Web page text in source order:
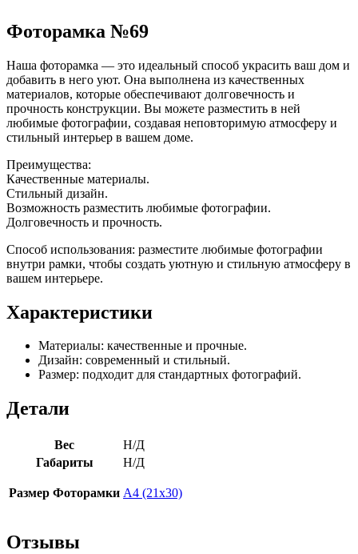
Фоторамка №69
Наша фоторамка — это идеальный способ украсить ваш дом и
добавить в него уют. Она выполнена из качественных
материалов, которые обеспечивают долговечность и
прочность конструкции. Вы можете разместить в ней
любимые фотографии, создавая неповторимую атмосферу и
стильный интерьер в вашем доме.
Преимущества:
Качественные материалы.
Стильный дизайн.
Возможность разместить любимые фотографии.
Долговечность и прочность.
Способ использования: разместите любимые фотографии
внутри рамки, чтобы создать уютную и стильную атмосферу в
вашем интерьере.
Характеристики
Материалы: качественные и прочные.
Дизайн: современный и стильный.
Размер: подходит для стандартных фотографий.
Детали
Вес
Н/Д
Габариты
Н/Д
Размер Фоторамки А4 (21х30)
Отзывы